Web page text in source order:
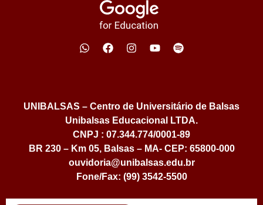
UNIBALSAS – Centro de Universitário de Balsas
Unibalsas Educacional LTDA.
CNPJ : 07.344.774/0001-89
BR 230 – Km 05, Balsas – MA- CEP: 65800-000
ouvidoria@unibalsas.edu.br
Fone/Fax: (99) 3542-5500